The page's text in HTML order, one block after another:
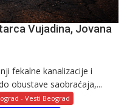
Vujadina, Jovana
fekalne kanalizacije i
obustave saobraćaja,...
- Vesti Beograd